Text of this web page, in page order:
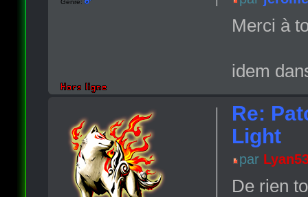
Merci à
idem
Genre:
Re:
Light
par
De rien